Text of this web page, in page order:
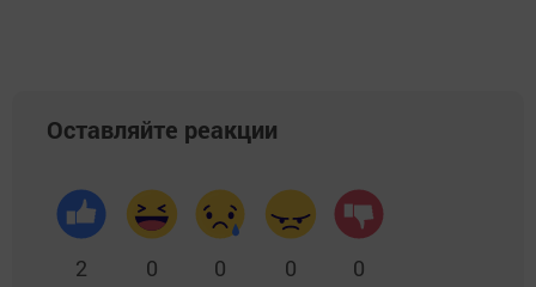
Оставляйте реакции
2 0 0 0 0